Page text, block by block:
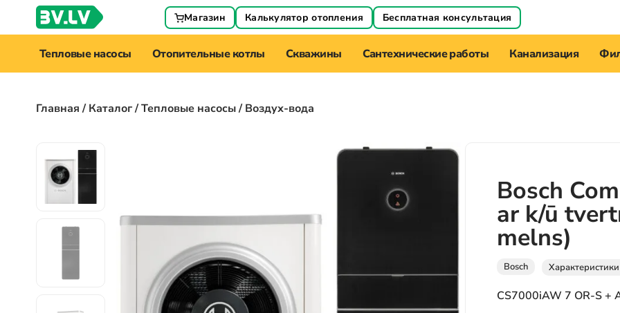
Магазин Калькулятор отопления Бесплатная консультация
Тепловые насосы Отопительные котлы Скважины Сантехнические работы Канализация
Главная/Каталог/Тепловые насосы/ Воздух-вода
Bosch
ar k/ū
melns)
Bosch Характеристики
CS7000iAW 7 OR-S +